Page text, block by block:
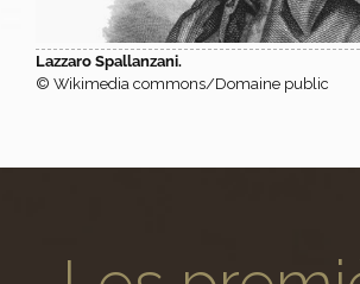
Lazzaro Spallanzani.
© Wikimedia commons/Domaine public